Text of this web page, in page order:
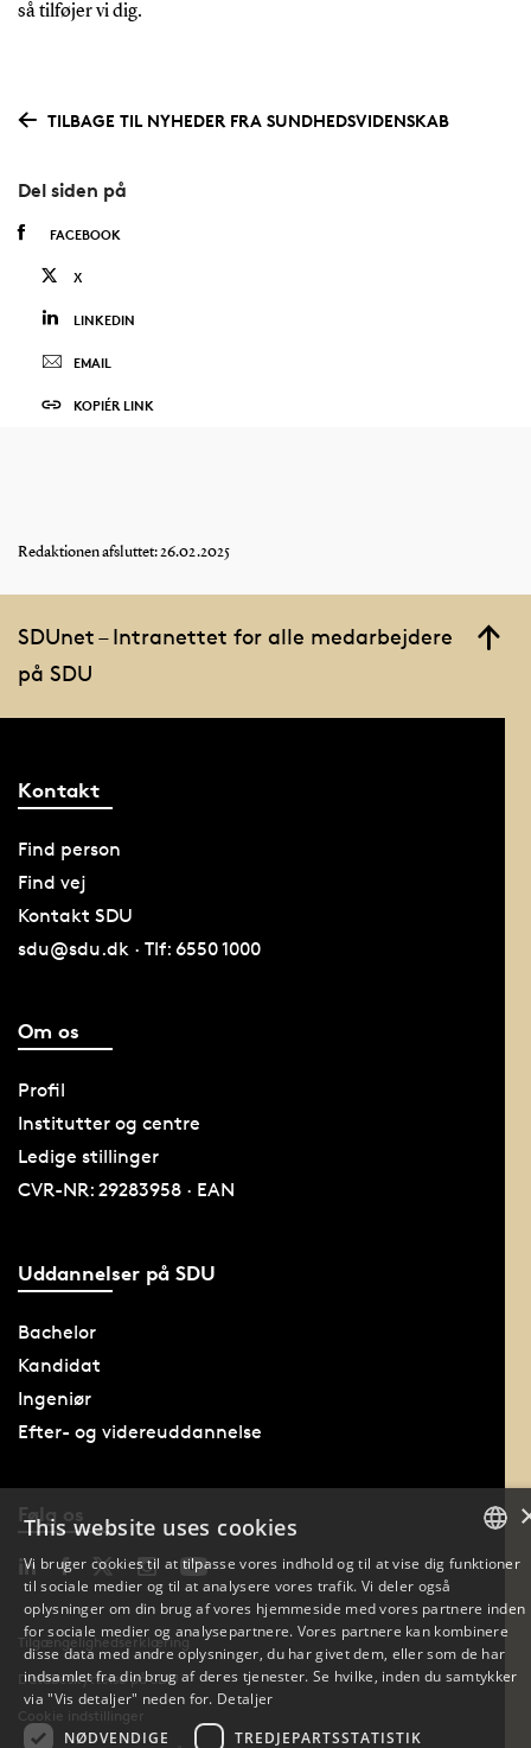
så tilføjer vi dig.
TILBAGE TIL NYHEDER FRA SUNDHEDSVIDENSKAB
Del siden på
FACEBOOK
X
LINKEDIN
EMAIL
KOPIÉR LINK
Redaktionen afsluttet: 26.02.2025
SDUnet – Intranettet for alle medarbejdere
på SDU
Kontakt
Find person
Find vej
Kontakt SDU
sdu@sdu.dk · Tlf: 6550 1000
Om os
Profil
Institutter og centre
Ledige stillinger
CVR-NR: 29283958 · EAN
Uddannelser på SDU
Bachelor
Kandidat
Ingeniør
Efter- og videreuddannelse
Følg os
Tilgængelighedserklæring
Databeskyttelse på SDU
Cookie indstillinger
DANISH
This website uses cookies
Vi bruger cookies til at tilpasse vores indhold og til at vise dig funktioner
til sociale medier og til at analysere vores trafik. Vi deler også
oplysninger om din brug af vores hjemmeside med vores partnere inden
for sociale medier og analysepartnere. Vores partnere kan kombinere
disse data med andre oplysninger, du har givet dem, eller som de har
indsamlet fra din brug af deres tjenester. Se hvilke, inden du samtykker
via "Vis detaljer" neden for. Detaljer
NØDVENDIGE
TREDJEPARTSSTATISTIK